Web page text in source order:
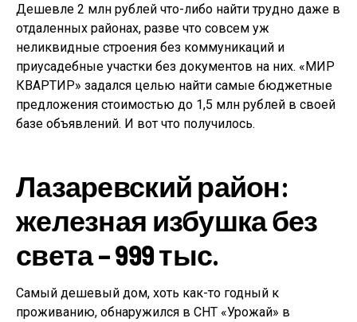
Дешевле 2 млн рублей что-либо найти трудно даже в
отдаленных районах, разве что совсем уж
неликвидные строения без коммуникаций и
приусадебные участки без документов на них. «МИР
КВАРТИР» задался целью найти самые бюджетные
предложения стоимостью до 1,5 млн рублей в своей
базе объявлений. И вот что получилось.
Лазаревский район:
железная избушка без
света – 999 тыс.
Самый дешевый дом, хоть как-то годный к
проживанию, обнаружился в СНТ «Урожай» в